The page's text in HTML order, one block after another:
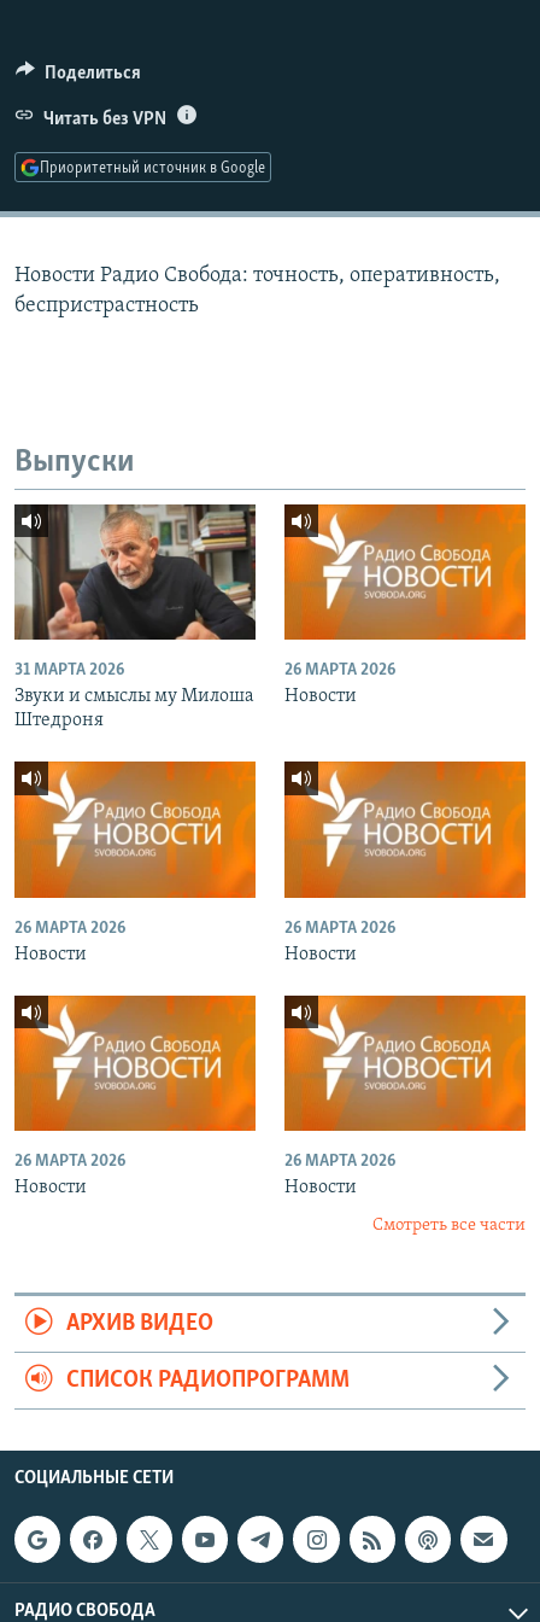
ПОДПИШИТЕСЬ НА РАССЫЛКУ
СОЦИАЛЬНЫЕ СЕТИ
Поделиться
Читать без VPN
Приоритетный источник в Google
Новости Радио Свобода: точность, оперативность,
беспристрастность
Выпуски
31 МАРТА 2026
Звуки и смыслы му Милоша
Штедроня
26 МАРТА 2026
Новости
26 МАРТА 2026
Новости
26 МАРТА 2026
Новости
26 МАРТА 2026
Новости
26 МАРТА 2026
Новости
Смотреть все части
АРХИВ ВИДЕО
СПИСОК РАДИОПРОГРАММ
СОЦИАЛЬНЫЕ СЕТИ
РАДИО СВОБОДА